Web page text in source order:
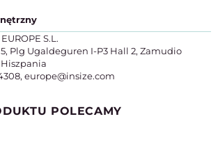
S.L.
Plg Ugaldeguren I-P3 Hall 2, Zamudio
Hiszpania
europe@insize.com
POLECAMY